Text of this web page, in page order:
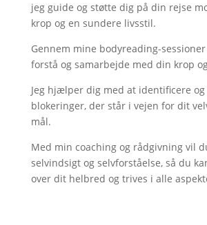
jeg guide og støtte dig på din rejse
krop og en sundere livsstil.
Gennem mine bodyreading-
forstå og samarbejde med din krop
Jeg hjælper dig med at identificere
blokeringer, der står i vejen for dit
mål.
Med min coaching og rådgivning vil
selvindsigt og selvforståelse, så du
over dit helbred og trives i alle